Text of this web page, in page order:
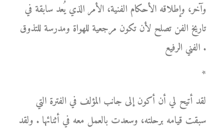
وآخر، وإطلاقه الأحكام الفنية، الأمر الذي يُعد سابقة في
تاريخ الفن تصلح لأن تكون مرجعية للهواة ومدرسة للتذوق
الفني الرفيع .
*
لقد أتيح لي أن أكون إلى جانب المؤلف في الفترة التي
سبقت قيامه برحلته، وسعدت بالعمل معه في أثنائها . ولقد